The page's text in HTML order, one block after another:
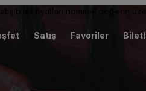
bilet fiyatları nominal değerin
Satış Favoriler